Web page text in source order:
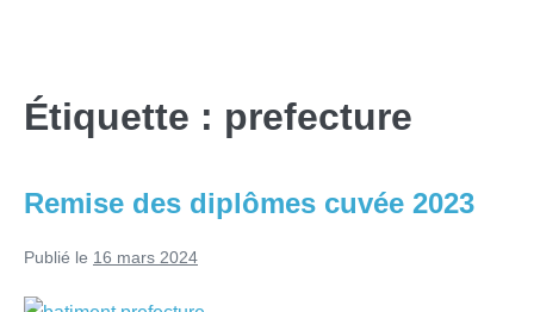
Étiquette : prefecture
Remise des diplômes cuvée 2023
Publié le 16 mars 2024